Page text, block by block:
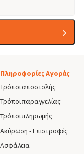
Πληροφορίες Αγοράς
Τρόποι αποστολής
Τρόποι παραγγελίας
Τρόποι πληρωμής
Ακύρωση - Επιστροφές
Ασφάλεια